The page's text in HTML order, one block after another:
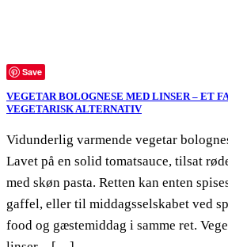
Save
VEGETAR BOLOGNESE MED LINSER – ET
VEGETARISK ALTERNATIV
Vidunderlig varmende vegetar
Lavet på en solid tomatsauce, tilsat
med skøn pasta. Retten kan enten
gaffel, eller til middagsselskabet ved
food og gæstemiddag i samme ret.